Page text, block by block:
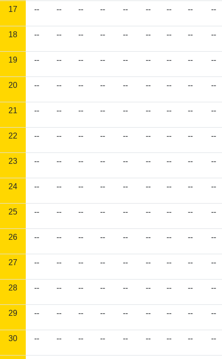
17 -- -- -- -- -- -- -- -- --
18 -- -- -- -- -- -- -- -- --
19 -- -- -- -- -- -- -- -- --
20 -- -- -- -- -- -- -- -- --
21 -- -- -- -- -- -- -- -- --
22 -- -- -- -- -- -- -- -- --
23 -- -- -- -- -- -- -- -- --
24 -- -- -- -- -- -- -- -- --
25 -- -- -- -- -- -- -- -- --
26 -- -- -- -- -- -- -- -- --
27 -- -- -- -- -- -- -- -- --
28 -- -- -- -- -- -- -- -- --
29 -- -- -- -- -- -- -- -- --
30 -- -- -- -- -- -- -- -- --